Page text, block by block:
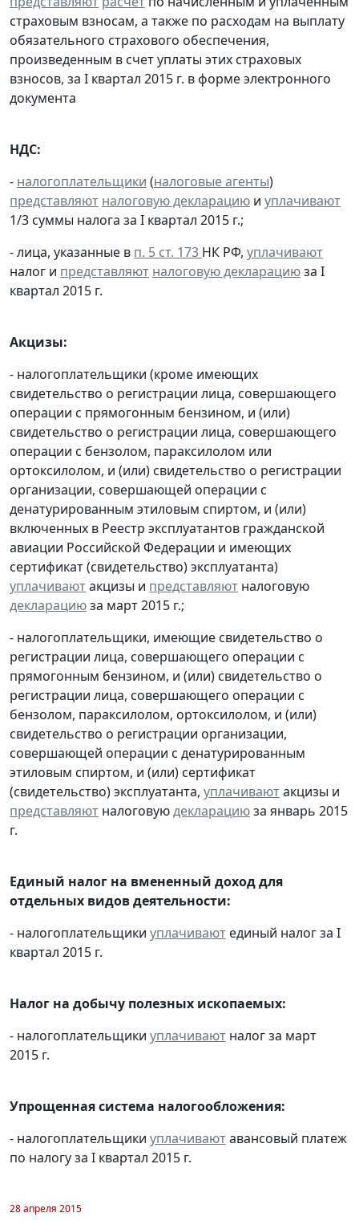
страховым взносам, а также по расходам на выплату
обязательного страхового обеспечения,
произведенным в счет уплаты этих страховых
взносов, за I квартал 2015 г. в форме электронного
документа
НДС:
- налогоплательщики (налоговые агенты)
представляют налоговую декларацию и уплачивают
1/3 суммы налога за I квартал 2015 г.;
- лица, указанные в п. 5 ст. 173 НК РФ, уплачивают
налог и представляют налоговую декларациюза I
квартал 2015 г.
Акцизы:
- налогоплательщики (кроме имеющих
свидетельство о регистрации лица, совершающего
операции с прямогонным бензином, и (или)
свидетельство о регистрации лица, совершающего
операции с бензолом, параксилолом или
ортоксилолом, и (или) свидетельство о регистрации
организации, совершающей операции с
денатурированным этиловым спиртом, и (или)
включенных в Реестр эксплуатантов гражданской
авиации Российской Федерации и имеющих
сертификат (свидетельство) эксплуатанта)
уплачиваютакцизы и представляют налоговую
декларациюза март 2015 г.;
- налогоплательщики, имеющие свидетельство о
регистрации лица, совершающего операции с
прямогонным бензином, и (или) свидетельство о
регистрации лица, совершающего операции с
бензолом, параксилолом, ортоксилолом, и (или)
свидетельство о регистрации организации,
совершающей операции с денатурированным
этиловым спиртом, и (или) сертификат
(свидетельство) эксплуатанта, уплачиваютакцизы и
представляют налоговуюдекларациюза январь 2015
г.
Единый налог на вмененный доход для
отдельных видов деятельности:
- налогоплательщики уплачивают единый налог за I
квартал 2015 г.
Налог на добычу полезных ископаемых:
- налогоплательщики уплачивают налог за март
2015 г.
Упрощенная система налогообложения:
- налогоплательщики уплачиваютавансовый платеж
по налогу за I квартал 2015 г.
28 апреля 2015